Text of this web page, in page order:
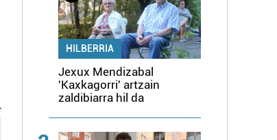
HILBERRIA
Jexux Mendizabal
'Kaxkagorri' artzain
zaldibiarra hil da